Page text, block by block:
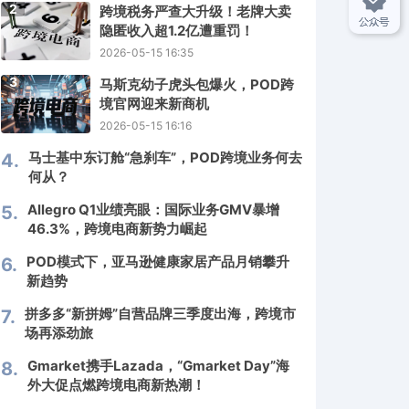
2
跨境税务严查大升级！老牌大卖
隐匿收入超1.2亿遭重罚！
2026-05-15 16:35
3
马斯克幼子虎头包爆火，POD跨
境官网迎来新商机
2026-05-15 16:16
4. 马士基中东订舱“急刹车”，POD跨境业务何去
何从？
5. Allegro Q1业绩亮眼：国际业务GMV暴增
46.3%，跨境电商新势力崛起
6.
POD模式下，亚马逊健康家居产品月销攀升
新趋势
7. 拼多多“新拼姆”自营品牌三季度出海，跨境市
场再添劲旅
8. Gmarket携手Lazada，“Gmarket Day”海
外大促点燃跨境电商新热潮！